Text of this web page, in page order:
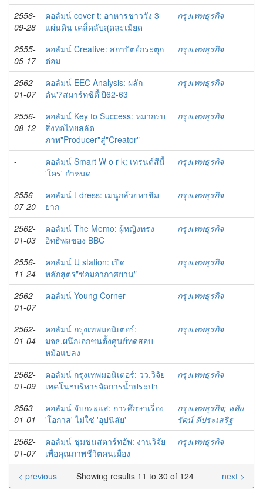
2556-
09-28
คอลัมน์ cover t: อาหารชาววัง 3
แผ่นดิน เคล็ดลับสุดละเมียด
กรุงเทพธุรกิจ
2555-
05-17
คอลัมน์ Creative: สถาปัตย์กระตุก
ต่อม
กรุงเทพธุรกิจ
2562-
01-07
คอลัมน์ EEC Analysis: ผลัก
ดัน'7สมาร์ทซิตี้'ปี62-63
กรุงเทพธุรกิจ
2556-
08-12
คอลัมน์ Key to Success: หมากรบ
สิ่งทอไทยสลัด
ภาพ"Producer"สู่"Creator"
กรุงเทพธุรกิจ
-
คอลัมน์ Smart W o r k: เทรนด์สีนี้
'ใคร' กำหนด
กรุงเทพธุรกิจ
2556-
07-20
คอลัมน์ t-dress: เมนูกล้วยหาชิม
ยาก
กรุงเทพธุรกิจ
2562-
01-03
คอลัมน์ The Memo: ผู้หญิงทรง
อิทธิพลของ BBC
กรุงเทพธุรกิจ
2556-
11-24
คอลัมน์ U station: เปิด
หลักสูตร"ซ่อมอากาศยาน"
กรุงเทพธุรกิจ
2562-
01-07
คอลัมน์ Young Corner กรุงเทพธุรกิจ
2562-
01-04
คอลัมน์ กรุงเทพมอนิเตอร์:
มจธ.ผนึกเอกชนตั้งศูนย์ทดสอบ
หม้อแปลง
กรุงเทพธุรกิจ
2562-
01-09
คอลัมน์ กรุงเทพมอนิเตอร์: วว.วิจัย
เทคโนฯบริหารจัดการน้ำประปา
กรุงเทพธุรกิจ
2563-
01-01
คอลัมน์ จับกระแส: การศึกษาเรื่อง
'โอกาส' ไม่ใช่ 'อุปนิสัย'
กรุงเทพธุรกิจ; หทัย
รัตน์ ดีประเสริฐ
2562-
01-07
คอลัมน์ ชุมชนสตาร์ทอัพ: งานวิจัย
เพื่อคุณภาพชีวิตคนเมือง
กรุงเทพธุรกิจ
Showing results 11 to 30 of 124
< previous next >